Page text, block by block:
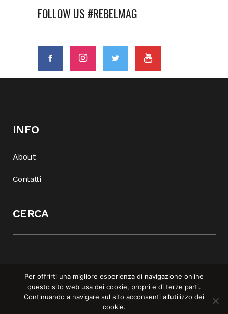
FOLLOW US #REBELMAG
INFO
About
Contatti
CERCA
© COPYRIGHT 2025 | REBEL MAG —
Per offrirti una migliore esperienza di navigazione online
questo sito web usa dei cookie, propri e di terze parti.
Continuando a navigare sul sito acconsenti all’utilizzo dei
cookie.